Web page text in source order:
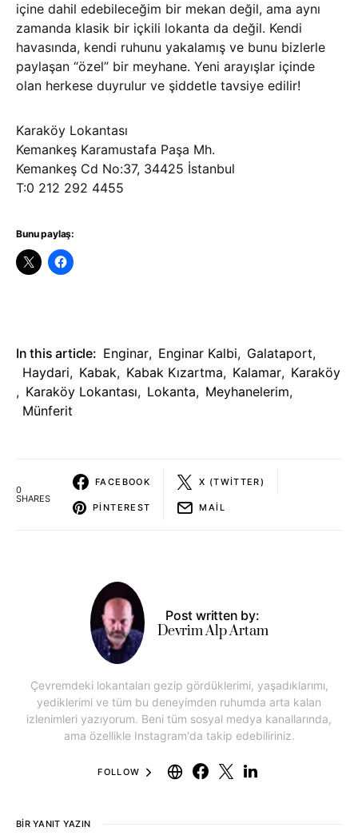
içine dahil edebileceğim bir mekan değil, ama aynı
zamanda klasik bir içkili lokanta da değil. Kendi
havasında, kendi ruhunu yakalamış ve bunu bizlerle
paylaşan “özel” bir meyhane. Yeni arayışlar içinde
olan herkese duyrulur ve şiddetle tavsiye edilir!
Karaköy Lokantası
Kemankeş Karamustafa Paşa Mh.
Kemankeş Cd No:37, 34425 İstanbul
T:0 212 292 4455
Bunu paylaş:
In this article: Enginar, Enginar Kalbi, Galataport,
Haydari, Kabak, Kabak Kızartma, Kalamar, Karaköy
, Karaköy Lokantası, Lokanta, Meyhanelerim,
Münferit
0
SHARES
FACEBOOK X (TWITTER)
PINTEREST MAIL
Post written by:
Devrim Alp Artam
Çevremdeki lokantaları gezip gördüklerimi, yaşadıklarımı,
yediklerimi ve tüm bu deneyimden ruhumda arta kalan
izlenimleri yazıyorum. Beni tüm sosyal medya kanallarında,
ama özellikle Instagram'da takip edebiliriniz.
FOLLOW
BIR YANIT YAZIN